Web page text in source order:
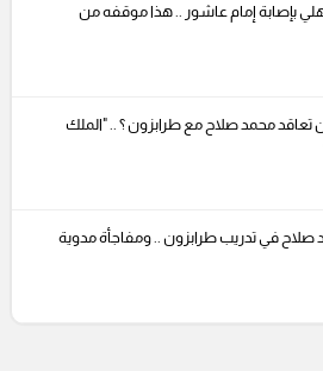
بإصابة إمام عاشور .. هذا موقفه من
تعاقد محمد صلاح مع طرابزون ؟ .. "الملك
في تدريب طرابزون .. ومفاجأة مدوية